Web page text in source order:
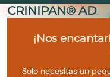
CRINIPAN® AD
¡Nos
Solo necesitas un